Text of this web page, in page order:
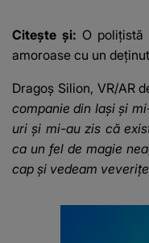
Citește și: O polițistă
amoroase cu un deținut
Dragoș Silion, VR/AR
companie din Iași și
uri și mi-au zis că
ca un fel de magie
cap și vedeam